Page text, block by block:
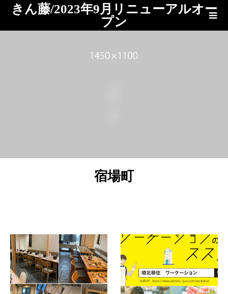
きん藤/2023年9月リニューアルオー
プン
宿場町